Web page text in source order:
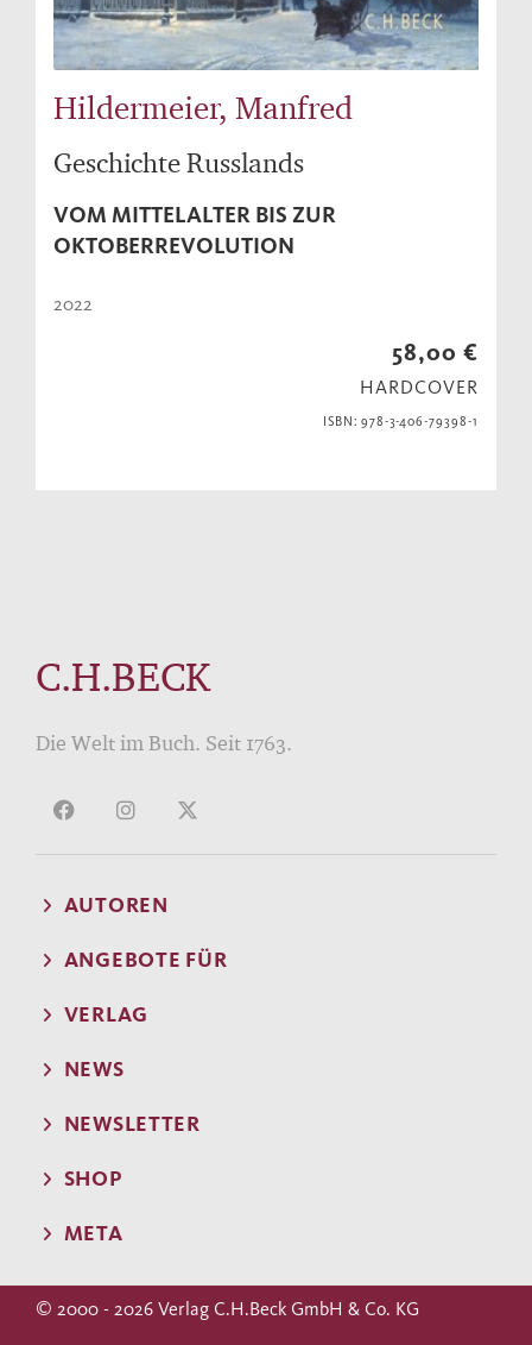
Hildermeier, Manfred
Geschichte Russlands
VOM MITTELALTER BIS ZUR
OKTOBERREVOLUTION
2022
58,00 €
HARDCOVER
ISBN: 978-3-406-79398-1
C.H.BECK
Die Welt im Buch. Seit 1763.
AUTOREN
ANGEBOTE FÜR
VERLAG
NEWS
NEWSLETTER
SHOP
META
© 2000 - 2026 Verlag C.H.Beck GmbH & Co. KG